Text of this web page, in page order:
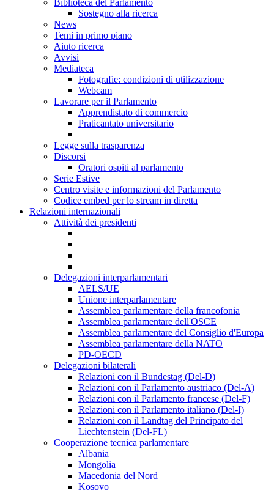
Biblioteca del Parlamento
Sostegno alla ricerca
News
Temi in primo piano
Aiuto ricerca
Avvisi
Mediateca
Fotografie: condizioni di utilizzazione
Webcam
Lavorare per il Parlamento
Apprendistato di commercio
Praticantato universitario
Legge sulla trasparenza
Discorsi
Oratori ospiti al parlamento
Serie Estive
Centro visite e informazioni del Parlamento
Codice embed per lo stream in diretta
Relazioni internazionali
Attività dei presidenti
Delegazioni interparlamentari
AELS/UE
Unione interparlamentare
Assemblea parlamentare della francofonia
Assemblea parlamentare dell'OSCE
Assemblea parlamentare del Consiglio d'Europa
Assemblea parlamentare della NATO
PD-OECD
Delegazioni bilaterali
Relazioni con il Bundestag (Del-D)
Relazioni con il Parlamento austriaco (Del-A)
Relazioni con il Parlamento francese (Del-F)
Relazioni con il Parlamento italiano (Del-I)
Relazioni con il Landtag del Principato del
Liechtenstein (Del-FL)
Cooperazione tecnica parlamentare
Albania
Mongolia
Macedonia del Nord
Kosovo